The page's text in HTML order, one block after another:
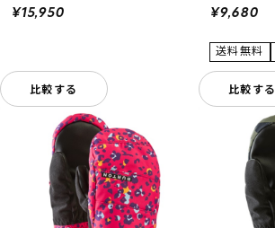
¥15,950
比較する
¥9,680
比較する